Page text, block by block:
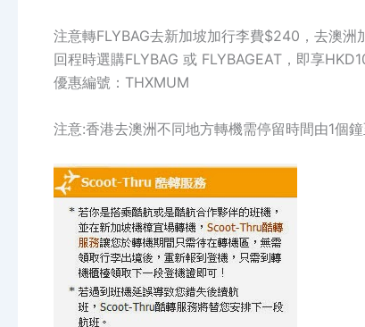
注意轉FLYBAG去新加坡加行李費$240，去澳洲
回程時選購FLYBAG 或 FLYBAGEAT，即享
優惠編號：THXMUM
注意:香港去澳洲不同地方轉機需停留時間由1個